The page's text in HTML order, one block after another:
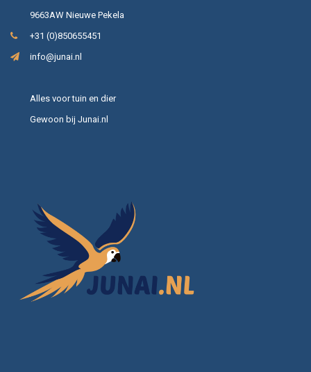
9663AW Nieuwe Pekela
+31 (0)850655451
info@junai.nl
Alles voor tuin en dier
Gewoon bij Junai.nl